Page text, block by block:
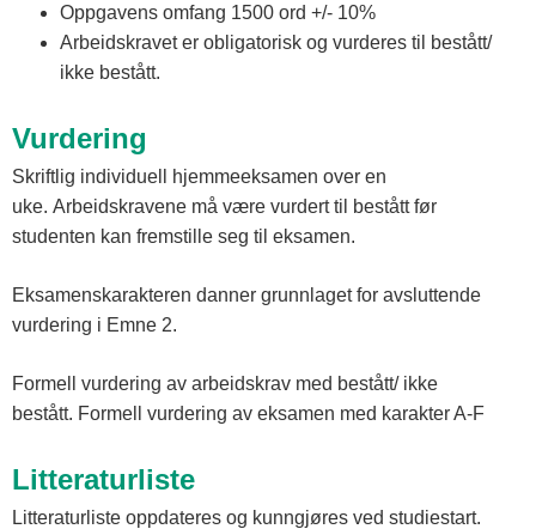
Oppgavens omfang 1500 ord +/- 10%
Arbeidskravet er obligatorisk og vurderes til bestått/
ikke bestått.
Vurdering
Skriftlig individuell hjemmeeksamen over en
uke. Arbeidskravene må være vurdert til bestått før
studenten kan fremstille seg til eksamen.
Eksamenskarakteren danner grunnlaget for avsluttende
vurdering i Emne 2.
Formell vurdering av arbeidskrav med bestått/ ikke
bestått. Formell vurdering av eksamen med karakter A-F
Litteraturliste
Litteraturliste oppdateres og kunngjøres ved studiestart.